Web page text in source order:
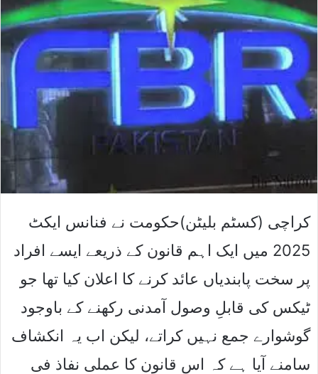
کراچی (کسٹم بلیٹن)حکومت نے فنانس ایکٹ
2025 میں ایک اہم قانون کے ذریعے ایسے افراد
پر سخت پابندیاں عائد کرنے کا اعلان کیا تھا جو
ٹیکس کی قابلِ وصول آمدنی رکھنے کے باوجود
گوشوارے جمع نہیں کراتے، لیکن اب یہ انکشاف
سامنے آیا ہے کہ اس قانون کا عملی نفاذ فی